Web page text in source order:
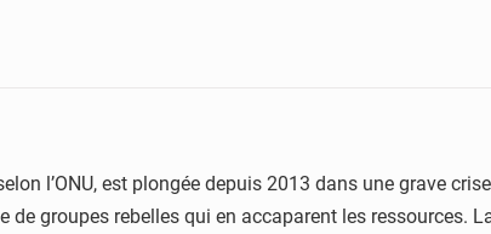
l’ONU, est plongée depuis 2013 dans une grave
groupes rebelles qui en accaparent les ressources.